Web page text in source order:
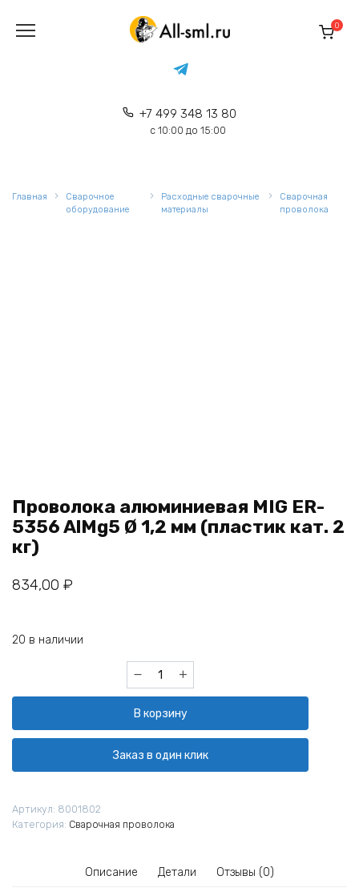
содержанию
+7 499 348 13 80
с 10:00 до 15:00
0
Главная
Сварочное
оборудование
Расходные сварочные
материалы
Сварочная
проволока
Проволока алюминиевая MIG ER-
5356 AlMg5 Ø 1,2 мм (пластик кат. 2
кг)
834,00 ₽
20 в наличии
Количество
товара
алюминиевая
MIG
ER-
5356
1,2
кат.
В корзину
Заказ в один клик
Артикул: 8001802
Категория: Сварочная проволока
Описание Детали Отзывы (0)